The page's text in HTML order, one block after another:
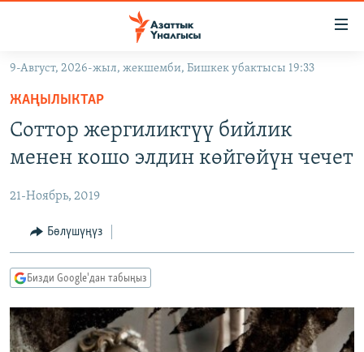
Навигацияга
өтүңүз
Издөөгө
салыңызКЫРГЫЗСТАН
ЭКОНОМИКА
МАДАНИЯТ
БОРБОР АЗИЯ
АТАЙЫН ИЛИКТӨӨ
ТВ ПРОГРАММАЛАР
ЭКСПЕРТТЕР ТАЛДАЙТ
БИЗ ЖАНА ДҮЙНӨ
ДАНИСТЕ
ӨЗГӨЧӨ ПИКИР
Русский
9-Август, 2026-жыл, жекшемби, Бишкек убактысы 19:33
ЖАҢЫЛЫКТАР
Соттор жергиликтүү бийлик
менен кошо элдин көйгөйүн чечет
21-Ноябрь, 2019
Бөлүшүңүз
Бизди Google'дан табыңыз